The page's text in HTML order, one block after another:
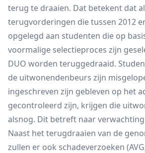
terug te draaien. Dat betekent dat
terugvorderingen die tussen 2012
opgelegd aan studenten die op
voormalige selectieproces zijn
DUO worden teruggedraaid.
de uitwonendenbeurs zijn
ingeschreven zijn gebleven op het
gecontroleerd zijn, krijgen die
alsnog. Dit betreft naar
Naast het terugdraaien van de
zullen er ook schadeverzoeken